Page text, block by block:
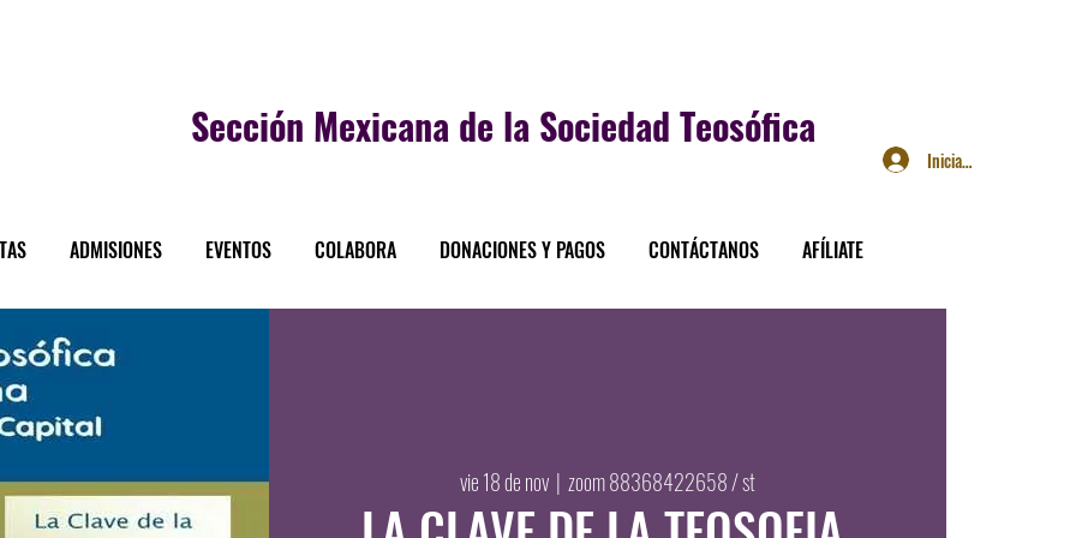
Sección Mexicana de la Sociedad Teosófica
ADMISIONES EVENTOS COLABORA DONACIONES Y PAGOS CONTÁCTANOS AFÍLIATE
Iniciar sesión
vie 18 de nov
  |
zoom 88368422658 / st